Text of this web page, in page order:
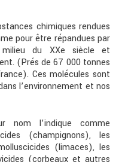
chimiques rendues
pour être répandues par
du XXe siècle et
(Prés de 67 000 tonnes
Ces molécules sont
l’environnement et nos
l’indique comme
(champignons), les
(limaces), les
(corbeaux et autres